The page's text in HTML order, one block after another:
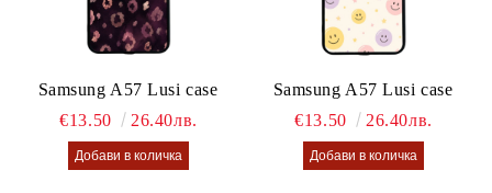
Samsung A57 Lusi case
€13.50
26.40лв.
Samsung A57 Lusi case
€13.50
26.40лв.